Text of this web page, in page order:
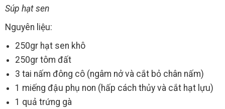
Súp hạt sen
Nguyên liệu:
250gr hạt sen khô
250gr tôm đất
3 tai nấm đông cô (ngâm nở và cắt bỏ chân nấm)
1 miếng đậu phụ non (hấp cách thủy và cắt hạt lựu)
1 quả trứng gà